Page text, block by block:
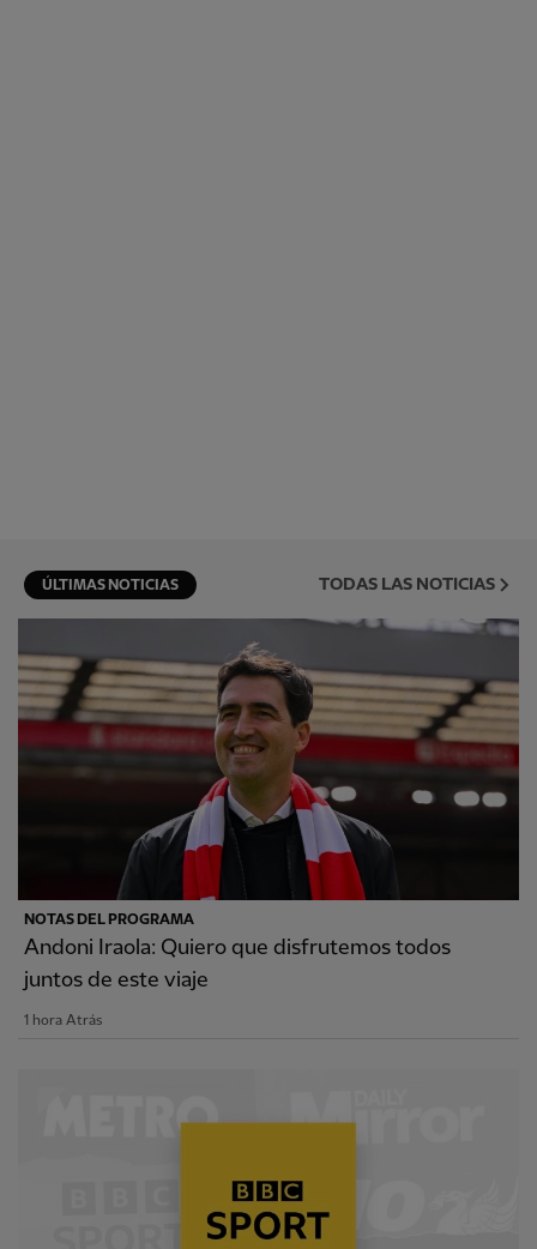
ÚLTIMAS NOTICIAS TODAS LAS NOTICIAS
NOTAS DEL PROGRAMA
Andoni Iraola: Quiero que disfrutemos todos
juntos de este viaje
1 hora Atrás